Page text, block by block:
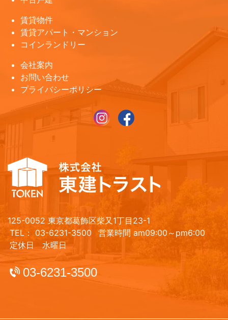
賃貸物件
賃貸アパート・マンション
コインランドリー
会社案内
お問い合わせ
プライバシーポリシー
125-0052 東京都葛飾区柴又1丁目23-1
TEL： 03-6231-3500
営業時間 am09:00～pm6:00
定休日 水曜日
03-6231-3500